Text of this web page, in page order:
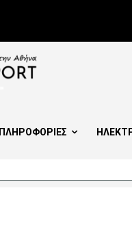
ΠΛΗΡΟΦΟΡΙΕΣ